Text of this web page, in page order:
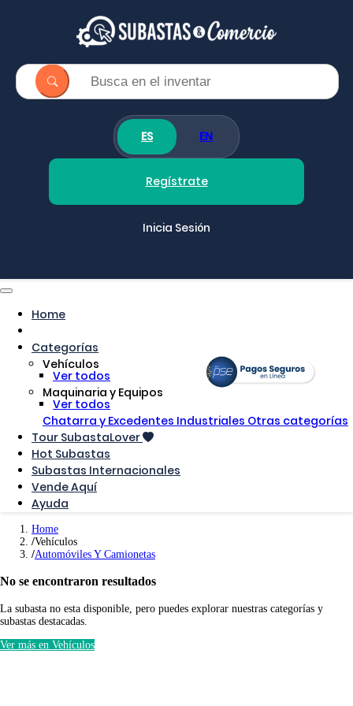
ES EN
Regístrate
Inicia Sesión
Home
Categorías
Vehículos
Ver todos
Maquinaria y Equipos
Ver todos
Chatarra y Excedentes Industriales Otras categorías
Tour SubastaLover
Hot Subastas
Subastas Internacionales
Vende Aquí
Ayuda
Home
Vehículos
Automóviles Y Camionetas
No se encontraron resultados
La subasta no esta disponible, pero puedes explorar nuestras categorías y
subastas destacadas.
Ver más en Vehículos